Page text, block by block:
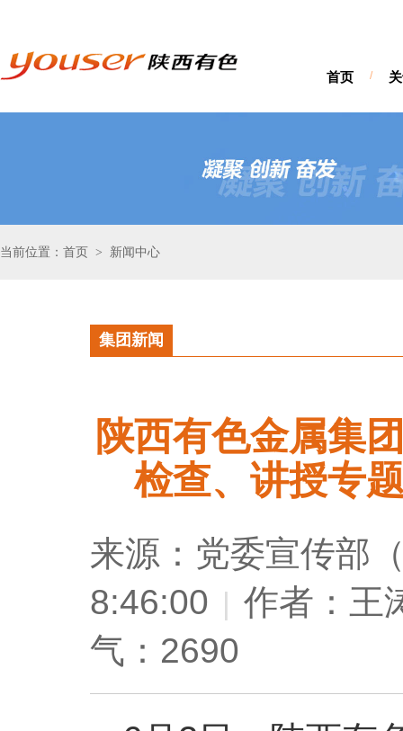
首页 /
当前位置：首页 > 新闻中心
集团新闻
陕西有色金属集
检查、讲授专
来源：党委宣传部
8:46:00 | 作者：王
气：2690